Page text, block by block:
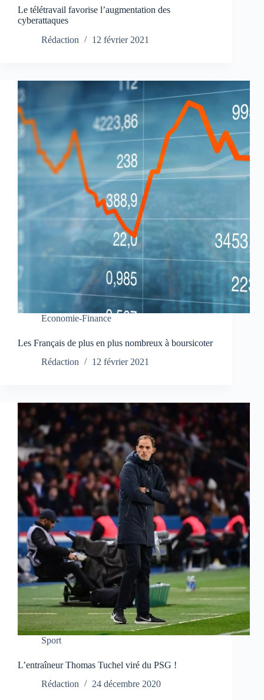
Le télétravail favorise l’augmentation des
cyberattaques
Rédaction
12 février 2021
Economie-Finance
Les Français de plus en plus nombreux à boursicoter
Rédaction
12 février 2021
Sport
L’entraîneur Thomas Tuchel viré du PSG !
Rédaction
24 décembre 2020